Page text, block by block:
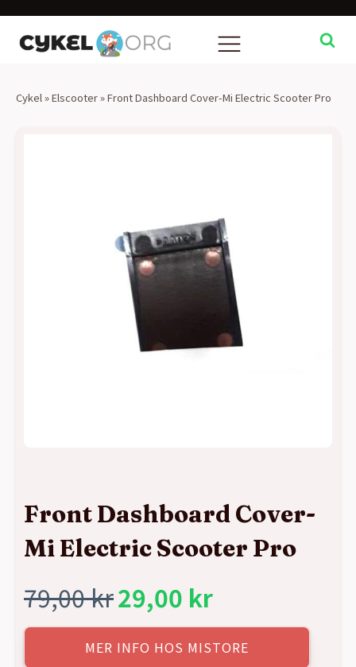
Cykel »Elscooter»Front Dashboard Cover-Mi Electric Scooter Pro
Front Dashboard Cover-
Mi Electric Scooter Pro
79,00kr
Det
ursprungliga
29,00 kr
Det
nuvarandeMER INFO HOS MISTORE